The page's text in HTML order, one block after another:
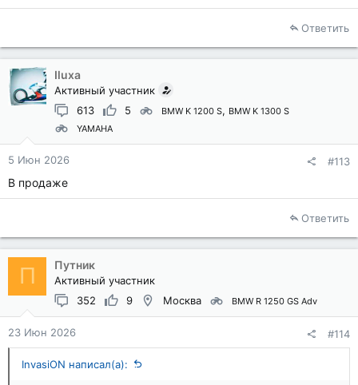
Ответить
Iluxa
Активный участник
613
5 BMW K 1200 S
BMW K 1300 S
YAMAHA
5 Июн 2026 #113
В продаже
Ответить
П Путник
Активный участник
352
9 Москва BMW R 1250 GS Adv
23 Июн 2026 #114
InvasiON написал(а):